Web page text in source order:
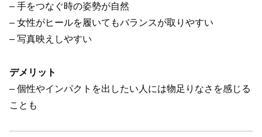
– 手をつなぐ時の姿勢が自然
– 女性がヒールを履いてもバランスが取りやすい
– 写真映えしやすい
デメリット
– 個性やインパクトを出したい人には物足りなさを感じる
ことも